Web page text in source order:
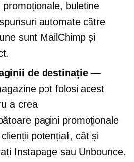
buletine
automate către
sunt MailChimp și
de destinație—
pot folosi acest
a crea
pagini promoționale
potențiali, cât și
Instapage sau Unbounce.